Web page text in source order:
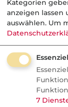
V
Kategorien
anzeigen lassen
auswählen. Um
7